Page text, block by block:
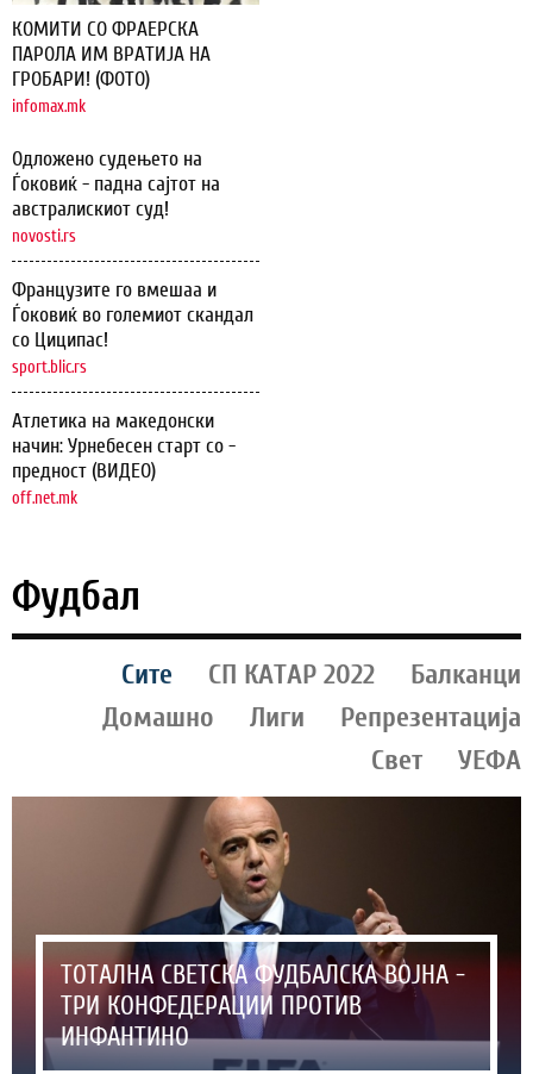
КОМИТИ СО ФРАЕРСКА
ПАРОЛА ИМ ВРАТИЈА НА
ГРОБАРИ! (ФОТО)
infomax.mk
Одложено судењето на
Ѓоковиќ - падна сајтот на
австралискиот суд!
novosti.rs
Французите го вмешаа и
Ѓоковиќ во големиот скандал
со Циципас!
sport.blic.rs
Атлетика на македонски
начин: Урнебесен старт со -
предност (ВИДЕО)
off.net.mk
Фудбал
Сите СП КАТАР 2022
Балканци
Домашно
Лиги
Репрезентација
Свет
УЕФА
ТОТАЛНА СВЕТСКА ФУДБАЛСКА ВОЈНА -
ТРИ КОНФЕДЕРАЦИИ ПРОТИВ
ИНФАНТИНО